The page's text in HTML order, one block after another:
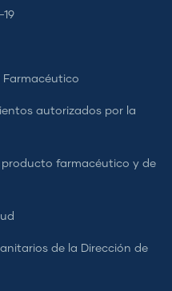
Farmacéutico
autorizados por la
producto farmacéutico y de
de la Dirección de